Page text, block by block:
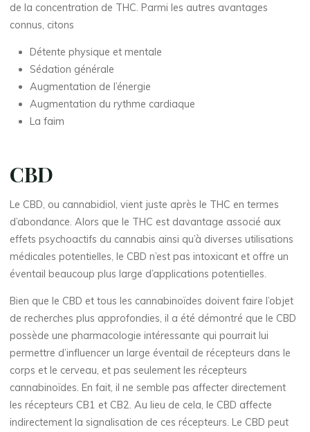
de la concentration de THC. Parmi les autres avantages
connus, citons
Détente physique et mentale
Sédation générale
Augmentation de l’énergie
Augmentation du rythme cardiaque
La faim
CBD
Le CBD, ou cannabidiol, vient juste après le THC en termes
d’abondance. Alors que le THC est davantage associé aux
effets psychoactifs du cannabis ainsi qu’à diverses utilisations
médicales potentielles, le CBD n’est pas intoxicant et offre un
éventail beaucoup plus large d’applications potentielles.
Bien que le CBD et tous les cannabinoïdes doivent faire l’objet
de recherches plus approfondies, il a été démontré que le CBD
possède une pharmacologie intéressante qui pourrait lui
permettre d’influencer un large éventail de récepteurs dans le
corps et le cerveau, et pas seulement les récepteurs
cannabinoïdes. En fait, il ne semble pas affecter directement
les récepteurs CB1 et CB2. Au lieu de cela, le CBD affecte
indirectement la signalisation de ces récepteurs. Le CBD peut